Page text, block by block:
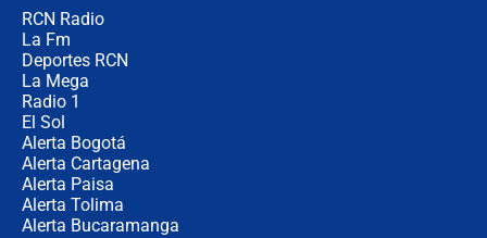
RCN Radio
La Fm
Deportes RCN
La Mega
Radio 1
El Sol
Alerta Bogotá
Alerta Cartagena
Alerta Paisa
Alerta Tolima
Alerta Bucaramanga